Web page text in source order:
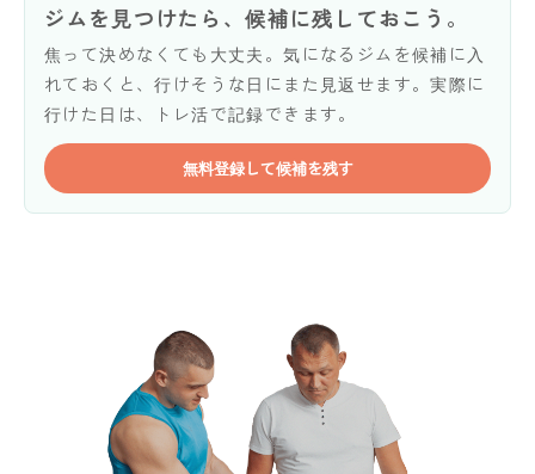
ジムを見つけたら、候補に残しておこう。
焦って決めなくても大丈夫。気になるジムを候補に入
れておくと、行けそうな日にまた見返せます。実際に
行けた日は、トレ活で記録できます。
無料登録して候補を残す